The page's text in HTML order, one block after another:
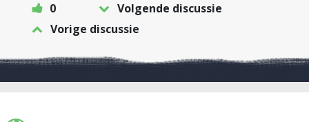
0
Volgende discussie
Vorige discussie